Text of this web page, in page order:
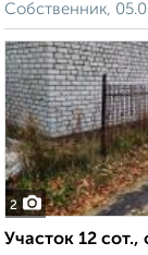
Собственник,
2
Участок 12